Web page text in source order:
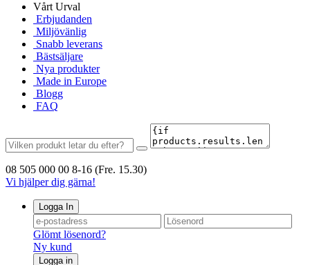
Vårt Urval
Erbjudanden
Miljövänlig
Snabb leverans
Bästsäljare
Nya produkter
Made in Europe
Blogg
FAQ
08 505 000 00 8-16 (Fre. 15.30)
Vi hjälper dig gärna!
Logga In
Glömt lösenord?
Ny kund
Logga in